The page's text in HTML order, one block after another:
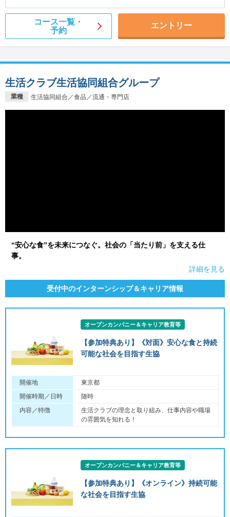
コース一覧・
予約
エントリー
業種 生活協同組合／食品／流通・専門店
生活クラブ生活協同組合グループ
“安心な食”を未来につなぐ。社会の「当たり前」を支える仕
事。
詳細を見る
受付中のインターンシップ＆キャリア情報
オープンカンパニー＆キャリア教育等
【参加特典あり】《対面》安心な食と持続
可能な社会を目指す生協
開催地
東京都
開催時期／日時
随時
内容／特徴
生活クラブの理念と取り組み、仕事内容や職場
の雰囲気を知れる！
オープンカンパニー＆キャリア教育等
【参加特典あり】《オンライン》持続可能
な社会を目指す生協